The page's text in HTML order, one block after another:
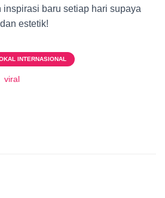
inspirasi baru setiap hari supaya
estetik!
INTERNASIONAL
viral